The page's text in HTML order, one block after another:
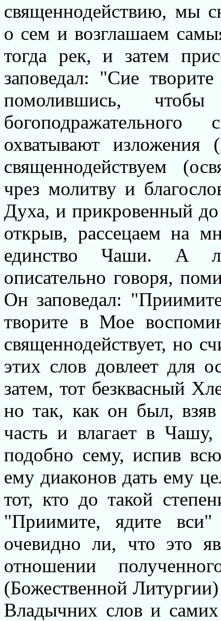
священнодействию, мы
о сем и возглашаем
тогда рек, и затем
заповедал: "Cие
помолившись,
охватывают изложения
священнодействуем
чрез молитву и
Духа, и прикровенный
открыв, рассецаем на
единство Чаши. А
описательно говоря,
Он заповедал:
творите в Мое
священнодействует, но
этих слов довлеет для
затем, тот безквасный
но так, как он был,
часть и влагает в Чашу,
подобно сему, испив
ему диаконов дать ему
тот, кто до такой
"Приимите, ядите
очевидно ли, что это
отношении
(Божественной
Владычних слов и